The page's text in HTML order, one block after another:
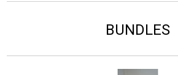
BUNDLES